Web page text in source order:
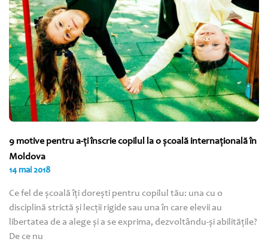
9 motive pentru a-ţi înscrie copilul la o şcoală internaţională în
Moldova
14 mai 2018
Ce fel de şcoală îţi doreşti pentru copilul tău: una cu o
disciplină strictă şi lecţii rigide sau una în care elevii au
libertatea de a alege şi a se exprima, dezvoltându-şi abilităţile?
De ce nu